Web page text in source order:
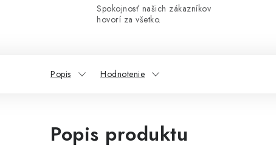
Spokojnosť našich zákazníkov
hovorí za všetko.
Popis Hodnotenie
Popis produktu